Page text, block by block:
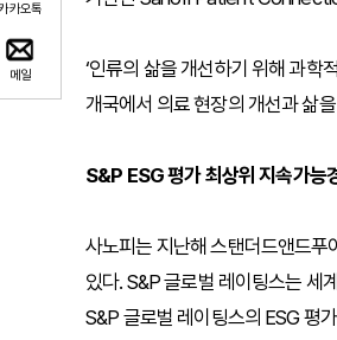
카오톡
메일
‘인류의 삶을 개선하기 위해 과학
개국에서 의료 현장의 개선과 삶
S&P ESG 평가 최상위 지속가능
사노피는 지난해 스탠더드앤드푸
있다. S&P 글로벌 레이팅스는 세
S&P 글로벌 레이팅스의 ESG 평